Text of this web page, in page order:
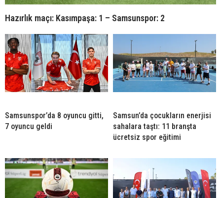
Hazırlık maçı: Kasımpaşa: 1 – Samsunspor: 2
Samsunspor’da 8 oyuncu gitti,
7 oyuncu geldi
Samsun’da çocukların enerjisi
sahalara taştı: 11 branşta
ücretsiz spor eğitimi